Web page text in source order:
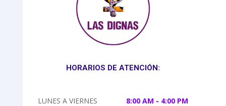
HORARIOS DE ATENCIÓN:
LUNES A VIERNES 8:00 AM - 4:00 PM